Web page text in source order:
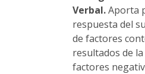
Verbal.Aporta
respuesta del
de factores
resultados de
factores